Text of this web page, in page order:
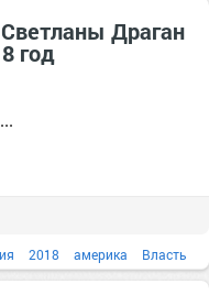
Драган
год
2018 америка Власть